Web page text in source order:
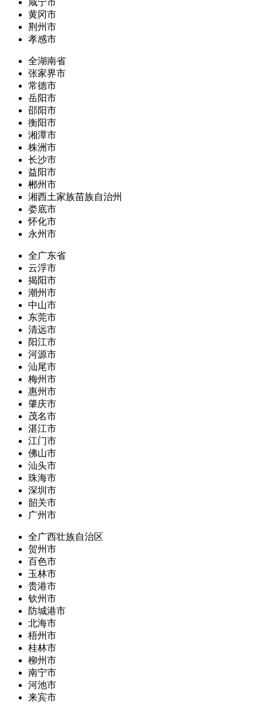
咸宁市
黄冈市
荆州市
孝感市
全湖南省
张家界市
常德市
岳阳市
邵阳市
衡阳市
湘潭市
株洲市
长沙市
益阳市
郴州市
湘西土家族苗族自治州
娄底市
怀化市
永州市
全广东省
云浮市
揭阳市
潮州市
中山市
东莞市
清远市
阳江市
河源市
汕尾市
梅州市
惠州市
肇庆市
茂名市
湛江市
江门市
佛山市
汕头市
珠海市
深圳市
韶关市
广州市
全广西壮族自治区
贺州市
百色市
玉林市
贵港市
钦州市
防城港市
北海市
梧州市
桂林市
柳州市
南宁市
河池市
来宾市